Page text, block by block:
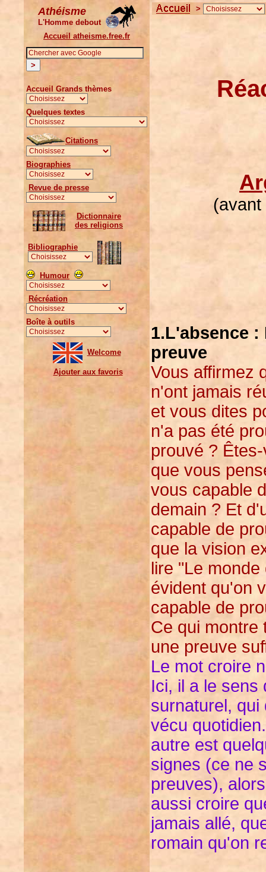
Athéisme
L'Homme debout
Accueil atheisme.free.fr
Accueil Grands thèmes
Quelques textes
Citations
Biographies
Revue de presse
Dictionnaire
des religions
Bibliographie
Humour
Récréation
Boîte à outils
Welcome
Ajouter aux favoris
>
(avant
1.L'absence :
preuve
Vous affirmez
n'ont jamais
et vous dites
n'a pas été
prouvé ?
que vous
vous capable
demain ? Et
capable de
que la vision
lire "Le
évident qu'on
capable de
Ce qui montre
une preuve
Le mot croire
Ici, il a le sens
surnaturel,
vécu
autre est
signes (ce ne
preuves),
aussi croire
jamais allé,
romain qu'on